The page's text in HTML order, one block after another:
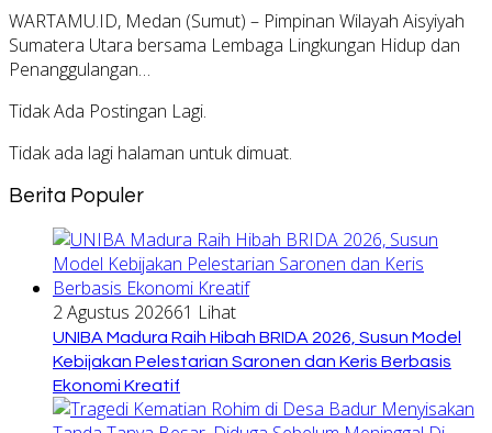
WARTAMU.ID, Medan (Sumut) – Pimpinan Wilayah Aisyiyah
Sumatera Utara bersama Lembaga Lingkungan Hidup dan
Penanggulangan…
Tidak Ada Postingan Lagi.
Tidak ada lagi halaman untuk dimuat.
Berita Populer
2 Agustus 202661 Lihat
UNIBA Madura Raih Hibah BRIDA 2026, Susun Model
Kebijakan Pelestarian Saronen dan Keris Berbasis
Ekonomi Kreatif